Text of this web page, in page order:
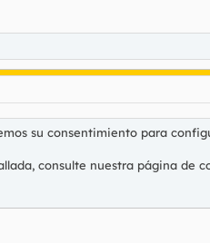
su consentimiento para
consulte nuestra página de